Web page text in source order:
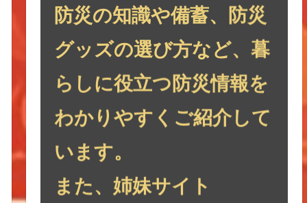
防災の知識や備蓄、防災
グッズの選び方など、暮
らしに役立つ防災情報を
わかりやすくご紹介して
います。
また、姉妹サイト